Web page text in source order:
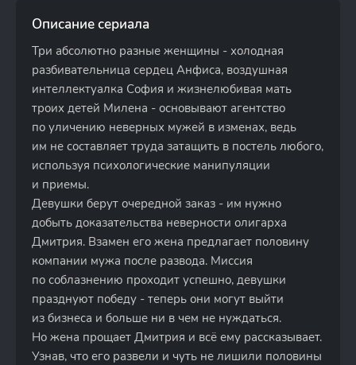
Описание сериала
Три абсолютно разные женщины - холодная
разбивательница сердец Анфиса, воздушная
интеллектуалка София и жизнелюбивая мать
троих детей Милена - основывают агентство
по уличению неверных мужей в изменах, ведь
им не составляет труда затащить в постель любого,
используя психологические манипуляции
и приемы.
Девушки берут очередной заказ - им нужно
добыть доказательства неверности олигарха
Дмитрия. Взамен его жена предлагает половину
компании мужа после развода. Миссия
по соблазнению проходит успешно, девушки
празднуют победу - теперь они могут выйти
из бизнеса и больше ни в чем не нуждаться.
Но жена прощает Дмитрия и всё ему рассказывает.
Узнав, что его развели и чуть не лишили половины